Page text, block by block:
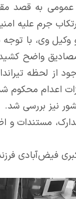
به قصد
جرم علیه
وی، با توجه
مصادیق
لحظه
اعدام محکوم
نیز بررسی شد.
مستندات
فیض‌آبادی